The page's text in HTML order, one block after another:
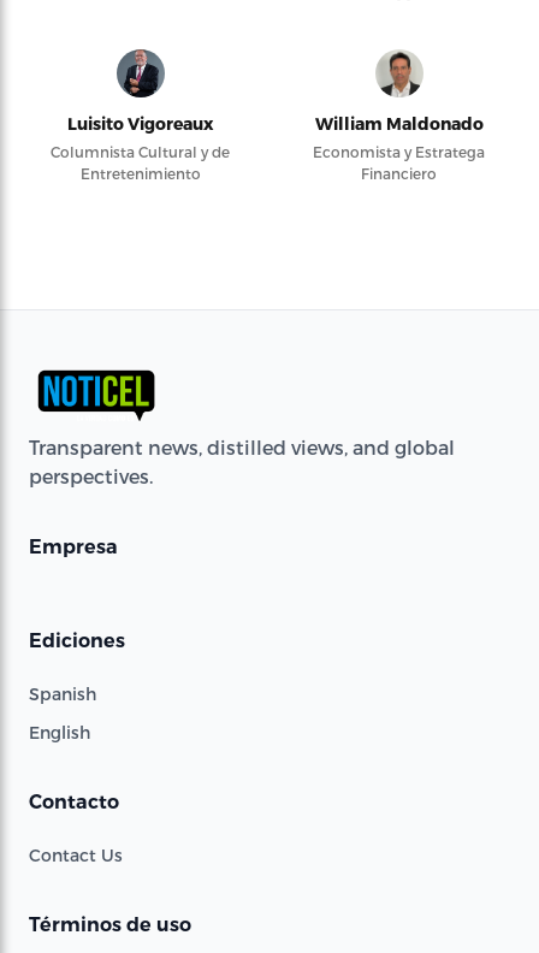
Luisito Vigoreaux
Columnista Cultural y de
Entretenimiento
William Maldonado
Economista y Estratega
Financiero
Transparent news, distilled views, and global
perspectives.
Empresa
Ediciones
Spanish
English
Contacto
Contact Us
Términos de uso